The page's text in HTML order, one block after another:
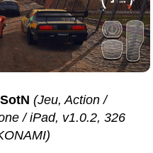
(Jeu, Action /
/ iPad, v1.0.2, 326